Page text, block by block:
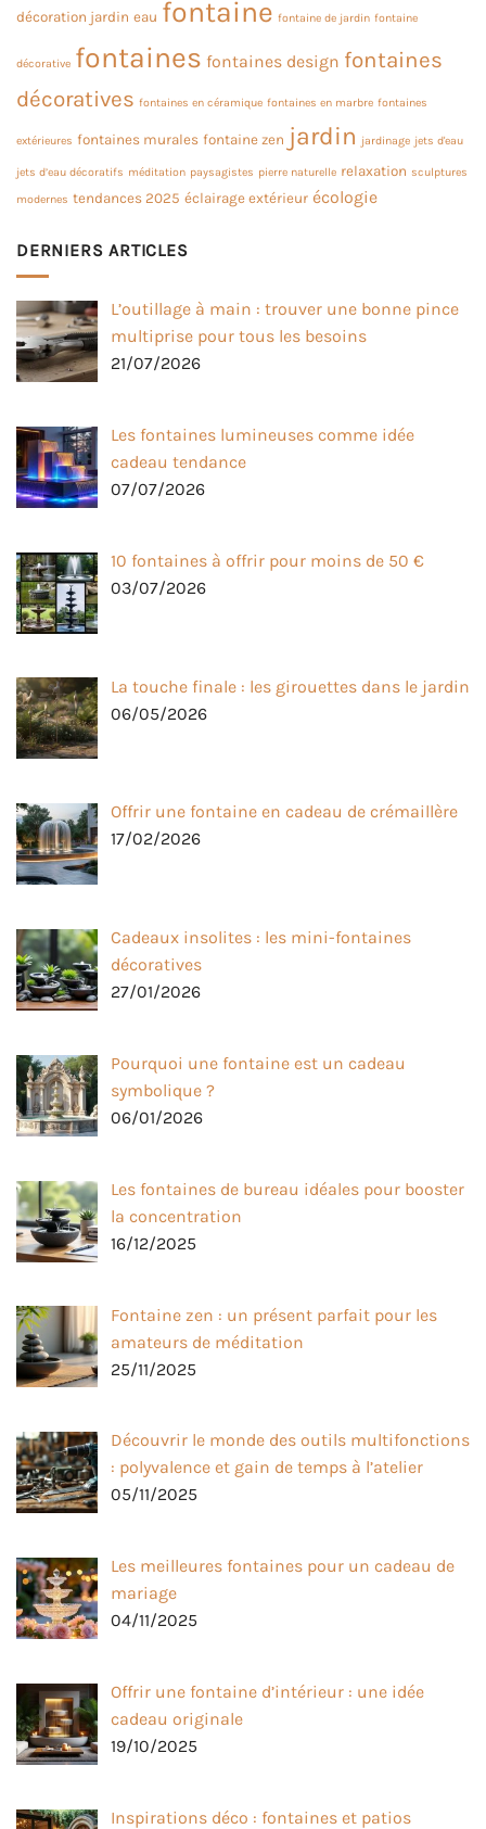
décoration jardin eau fontaine fontaine de jardin fontaine
décorative fontaines fontaines design fontaines
décoratives fontaines en céramique fontaines en marbre fontaines
extérieures fontaines murales fontaine zen jardin jardinage jets d'eau
jets d’eau décoratifs méditation paysagistes pierre naturelle relaxation sculptures
modernes tendances 2025 éclairage extérieur écologie
DERNIERS ARTICLES
L’outillage à main : trouver une bonne pince
multiprise pour tous les besoins
21/07/2026
Les fontaines lumineuses comme idée
cadeau tendance
07/07/2026
10 fontaines à offrir pour moins de 50 €
03/07/2026
La touche finale : les girouettes dans le jardin
06/05/2026
Offrir une fontaine en cadeau de crémaillère
17/02/2026
Cadeaux insolites : les mini-fontaines
décoratives
27/01/2026
Pourquoi une fontaine est un cadeau
symbolique ?
06/01/2026
Les fontaines de bureau idéales pour booster
la concentration
16/12/2025
Fontaine zen : un présent parfait pour les
amateurs de méditation
25/11/2025
Découvrir le monde des outils multifonctions
: polyvalence et gain de temps à l’atelier
05/11/2025
Les meilleures fontaines pour un cadeau de
mariage
04/11/2025
Offrir une fontaine d’intérieur : une idée
cadeau originale
19/10/2025
Inspirations déco : fontaines et patios